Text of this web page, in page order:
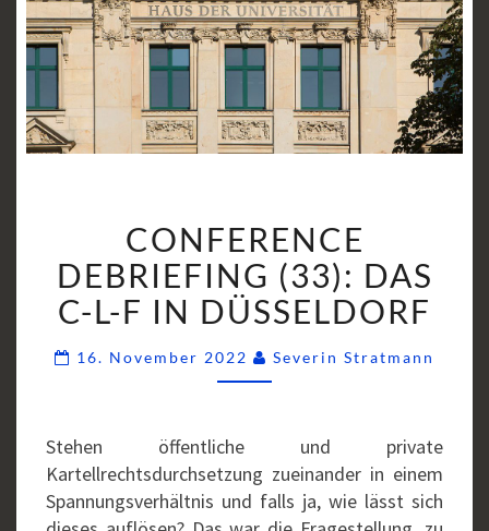
DEBRIEFING
(33):
DAS
C-
L-
F
CONFERENCE
DEBRIEFING (33): DAS
C-L-F IN DÜSSELDORF
16. November 2022 Severin Stratmann
Stehen öffentliche und private
Kartellrechtsdurchsetzung zueinander in einem
Spannungsverhältnis und falls ja, wie lässt sich